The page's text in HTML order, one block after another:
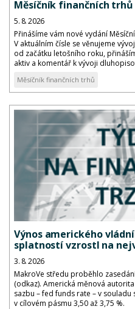
Měsíčník finančních trhů
5. 8. 2026
Přinášíme vám nové vydání
V aktuálním čísle se věnujeme
od začátku letošního roku,
aktiv a komentář k vývoji
Měsíčník finančních trhů
Výnos amerického
splatností vzrostl na
3. 8. 2026
MakroVe středu proběhlo
(odkaz). Americká měnová
sazbu – fed funds rate – v
v cílovém pásmu 3,50 až 3,75 %.